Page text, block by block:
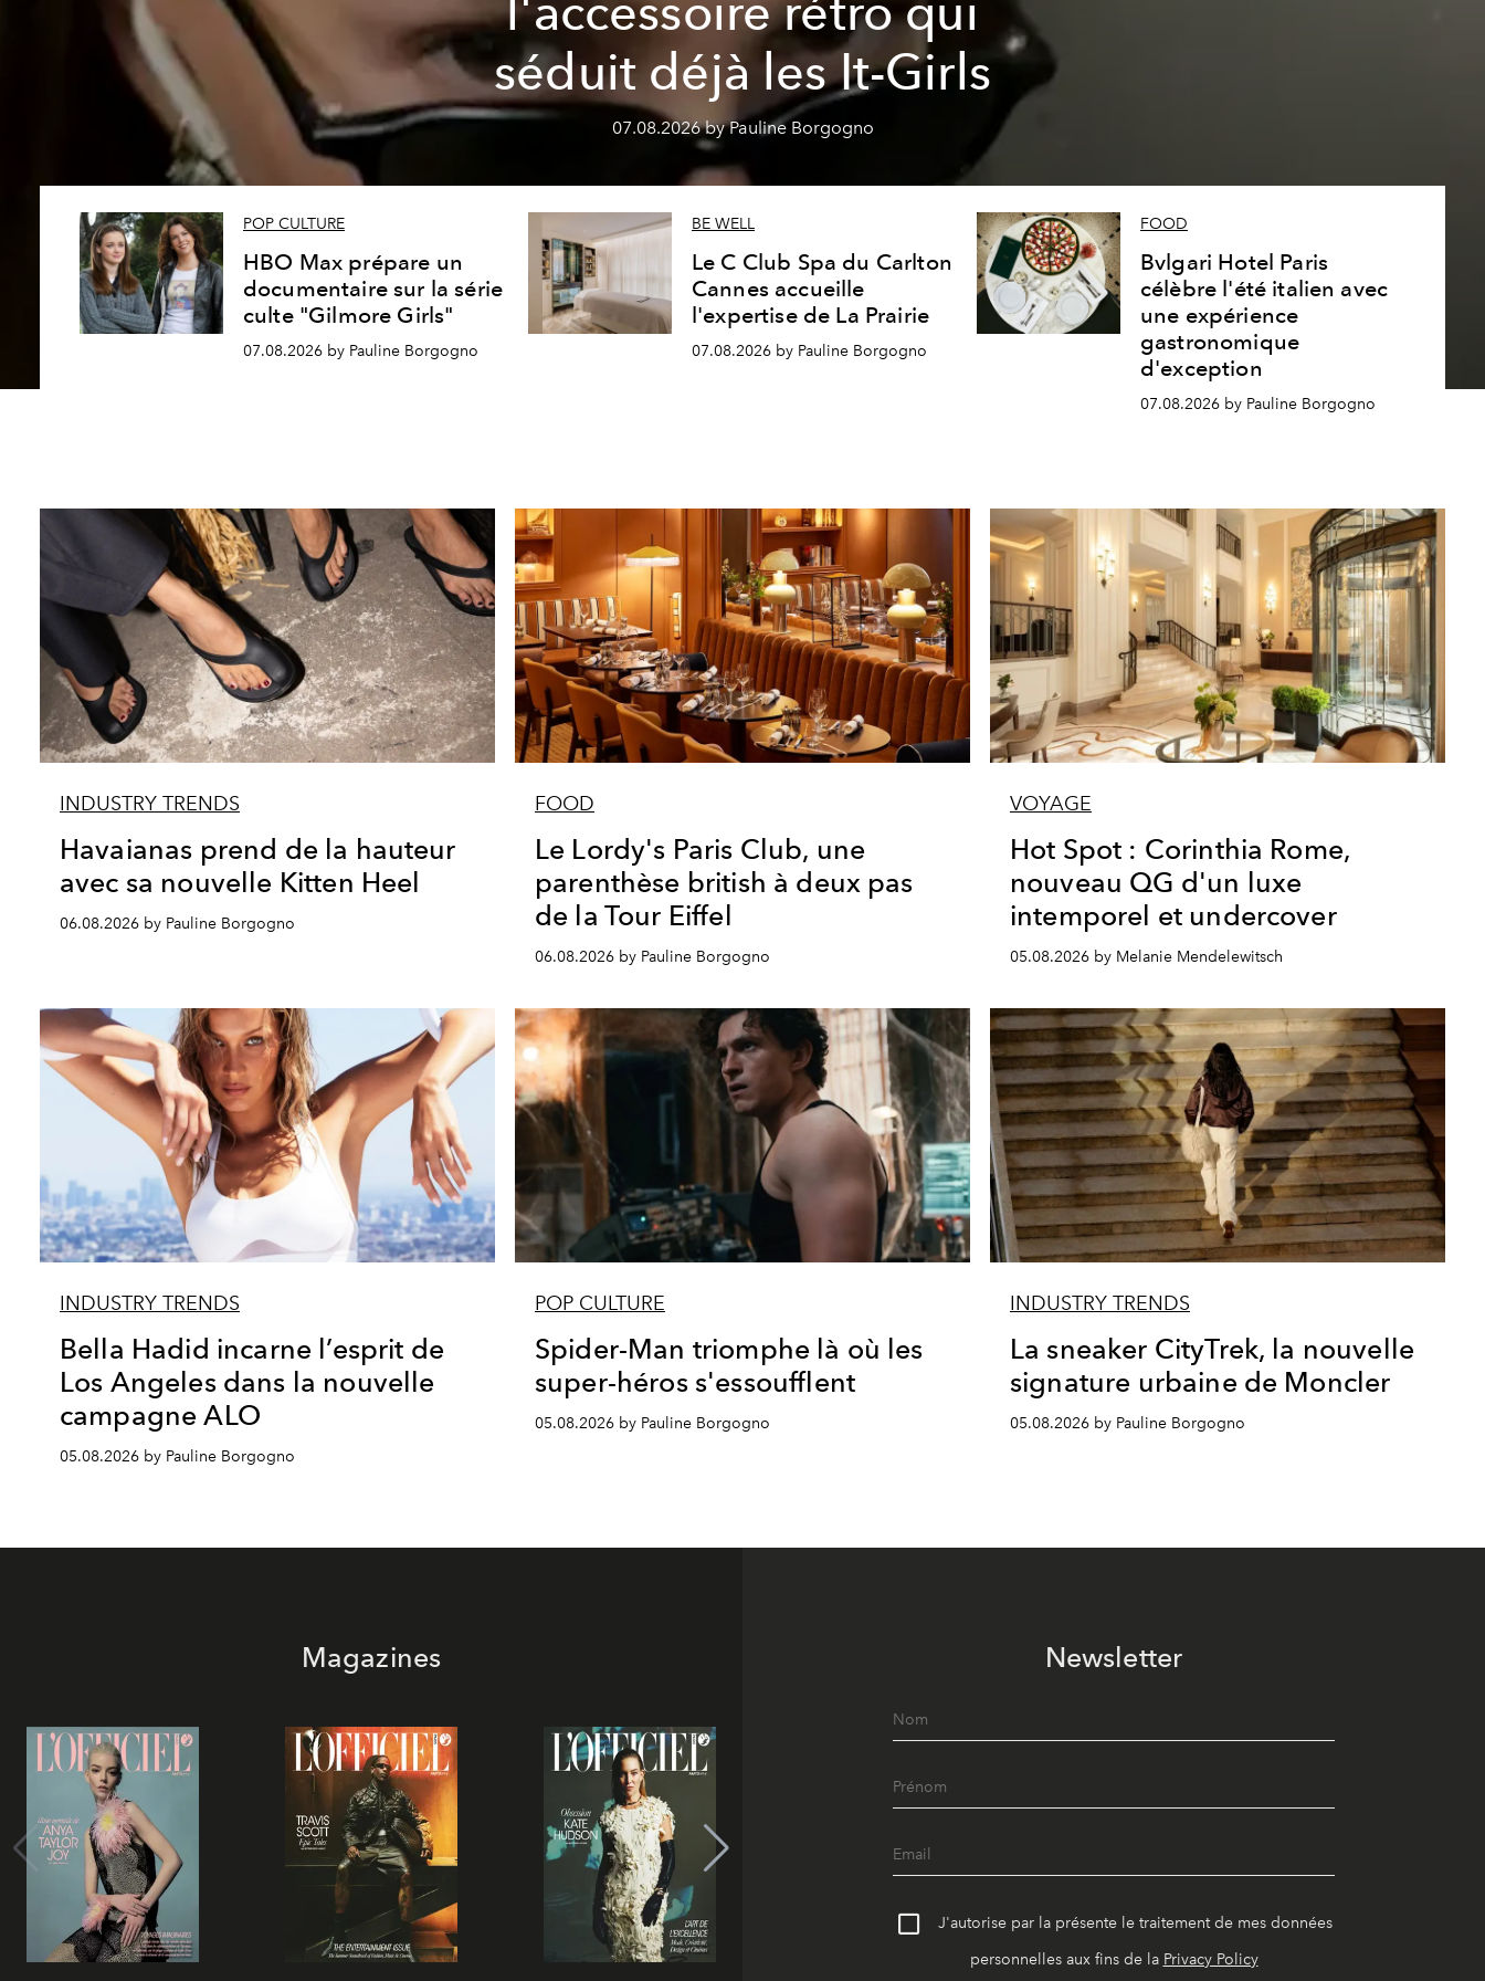
l'accessoire rétro qui
séduit déjà les It-Girls
07.08.2026 by Pauline Borgogno
POP CULTURE
HBO Max prépare un
documentaire sur la série
culte "Gilmore Girls"
07.08.2026 by Pauline Borgogno
BE WELL
Le C Club Spa du Carlton
Cannes accueille
l'expertise de La Prairie
07.08.2026 by Pauline Borgogno
FOOD
Bvlgari Hotel Paris
célèbre l'été italien avec
une expérience
gastronomique
d'exception
07.08.2026 by Pauline Borgogno
INDUSTRY TRENDS
Havaianas prend de la hauteur
avec sa nouvelle Kitten Heel
06.08.2026 by Pauline Borgogno
FOOD
Le Lordy's Paris Club, une
parenthèse british à deux pas
de la Tour Eiffel
06.08.2026 by Pauline Borgogno
VOYAGE
Hot Spot : Corinthia Rome,
nouveau QG d'un luxe
intemporel et undercover
05.08.2026 by Melanie Mendelewitsch
INDUSTRY TRENDS
Bella Hadid incarne l’esprit de
Los Angeles dans la nouvelle
campagne ALO
05.08.2026 by Pauline Borgogno
POP CULTURE
Spider-Man triomphe là où les
super-héros s'essoufflent
05.08.2026 by Pauline Borgogno
INDUSTRY TRENDS
La sneaker CityTrek, la nouvelle
signature urbaine de Moncler
05.08.2026 by Pauline Borgogno
Magazines Newsletter
J'autorise par la présente le traitement de mes données
personnelles aux fins de la Privacy Policy